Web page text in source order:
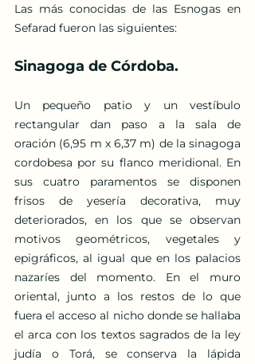
Las más conocidas de las Esnogas en
Sefarad fueron las siguientes:
Sinagoga de Córdoba.
Un pequeño patio y un vestíbulo
rectangular dan paso a la sala de
oración (6,95 m x 6,37 m) de la sinagoga
cordobesa por su flanco meridional. En
sus cuatro paramentos se disponen
frisos de yesería decorativa, muy
deteriorados, en los que se observan
motivos geométricos, vegetales y
epigráficos, al igual que en los palacios
nazaríes del momento. En el muro
oriental, junto a los restos de lo que
fuera el acceso al nicho donde se hallaba
el arca con los textos sagrados de la ley
judía o Torá, se conserva la lápida